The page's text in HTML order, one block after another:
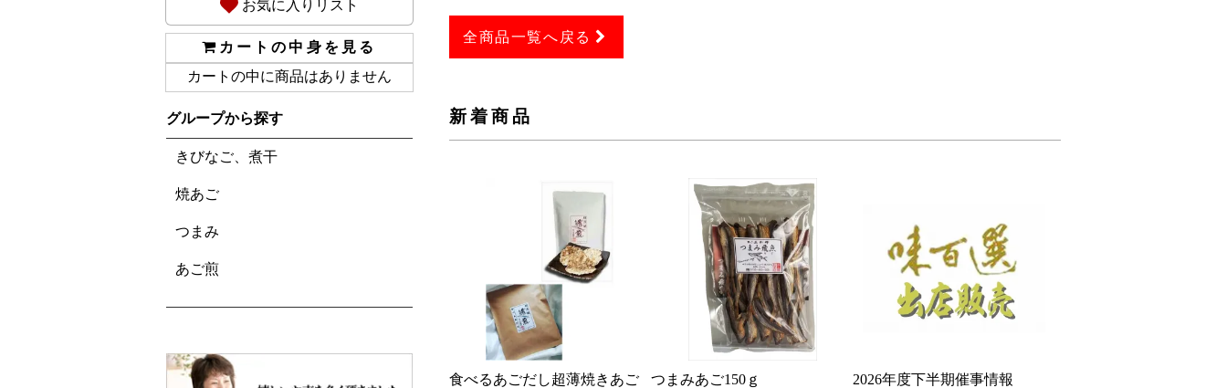
全商品一覧へ戻る
新着商品
食べるあごだし超薄焼きあご
つまみあご150ｇ
2026年度下半期催事情報
お気に入りリスト
カートの中身を見る
カートの中に商品はありません
グループから探す
きびなご、煮干
焼あご
つまみ
あご煎